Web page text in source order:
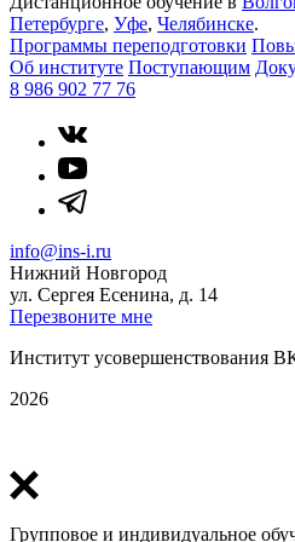
Петербурге, Уфе, Челябинске.
Программы переподготовки
Об институте Поступающим
8 986 902 77 76
info@ins-i.ru
Нижний Новгород
ул. Сергея Есенина, д. 14
Перезвоните мне
Институт усовершенствования
2026
Групповое и индивидуальное